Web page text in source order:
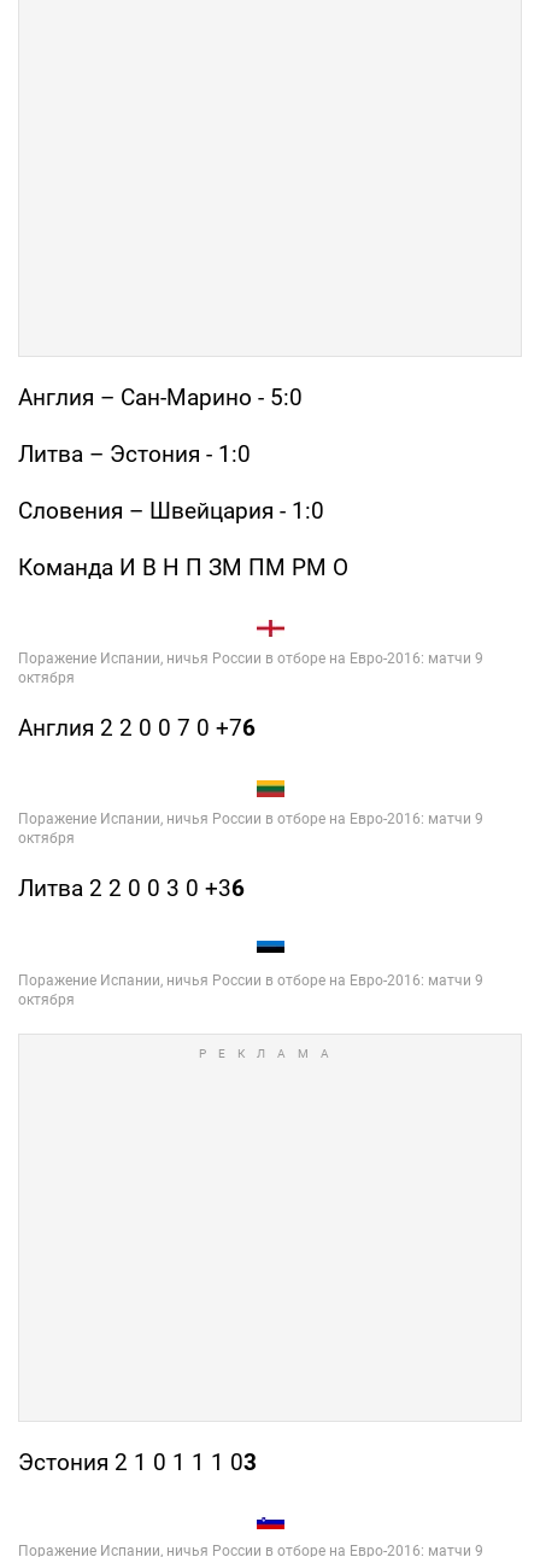
Англия – Сан-Марино - 5:0
Литва – Эстония - 1:0
Словения – Швейцария - 1:0
Команда И В Н П ЗМ ПМ РМ О
Англия 2 2 0 0 7 0 +76
Литва 2 2 0 0 3 0 +36
Эстония 2 1 0 1 1 1 03